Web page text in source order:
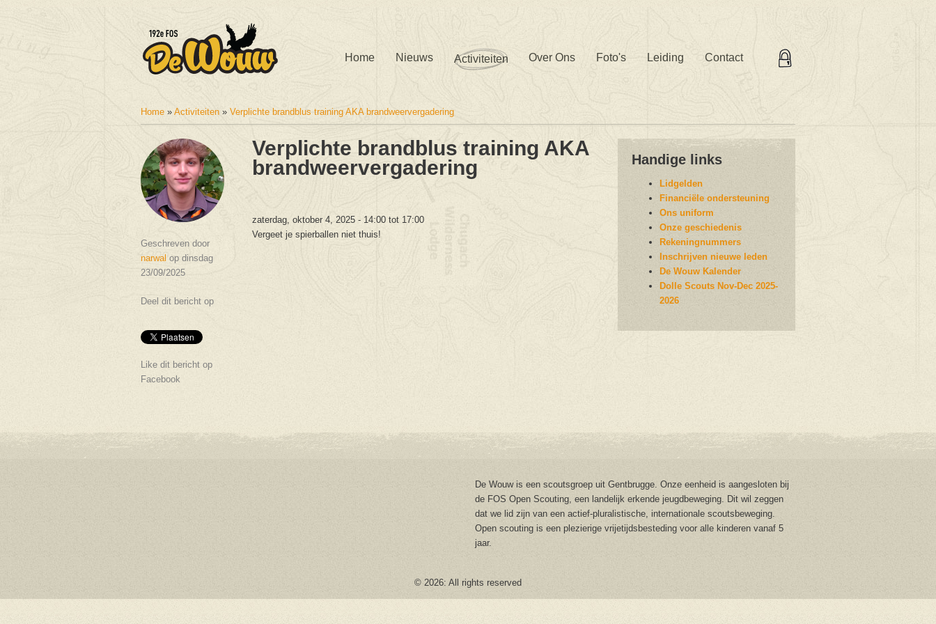
Home Nieuws Activiteiten Over Ons Foto's Leiding Contact
U bent hier
Home » Activiteiten » Verplichte brandblus training AKA brandweervergadering
Geschreven door
narwal op dinsdag
23/09/2025
Deel dit bericht op
Like dit bericht op
Facebook
Verplichte brandblus training AKA
brandweervergadering
zaterdag, oktober 4, 2025 - 14:00 tot 17:00
Vergeet je spierballen niet thuis!
Handige links
Lidgelden
Financiële ondersteuning
Ons uniform
Onze geschiedenis
Rekeningnummers
Inschrijven nieuwe leden
De Wouw Kalender
Dolle Scouts Nov-Dec 2025-
2026
De Wouw is een scoutsgroep uit Gentbrugge. Onze eenheid is aangesloten bij
de FOS Open Scouting, een landelijk erkende jeugdbeweging. Dit wil zeggen
dat we lid zijn van een actief-pluralistische, internationale scoutsbeweging.
Open scouting is een plezierige vrijetijdsbesteding voor alle kinderen vanaf 5
jaar.
© 2026: All rights reserved